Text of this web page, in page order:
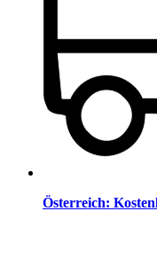
Österreich: